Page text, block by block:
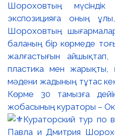
Шороховтың
экспозицияға оның
Шороховтың
баланың бір көрмеде
жалғастығын айшықтап,
пластика мен
мәдени жадының тұтас
Көрме 30 тамызға
жобасының кураторы –